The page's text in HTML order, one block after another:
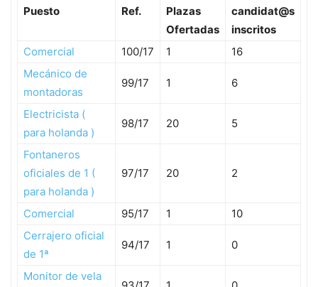
Puesto Ref.
Plazas
Ofertadas
candidat@s
inscritos
Comercial
100/17 1
16
Mecánico de
montadoras
99/17 1 6
Electricista (
para holanda )
98/17 20 5
Fontaneros
oficiales de 1 (
para holanda )
97/17 20 2
Comercial 95/17 1
10
Cerrajero oficial
de 1ª
94/17 1 0
Monitor de vela